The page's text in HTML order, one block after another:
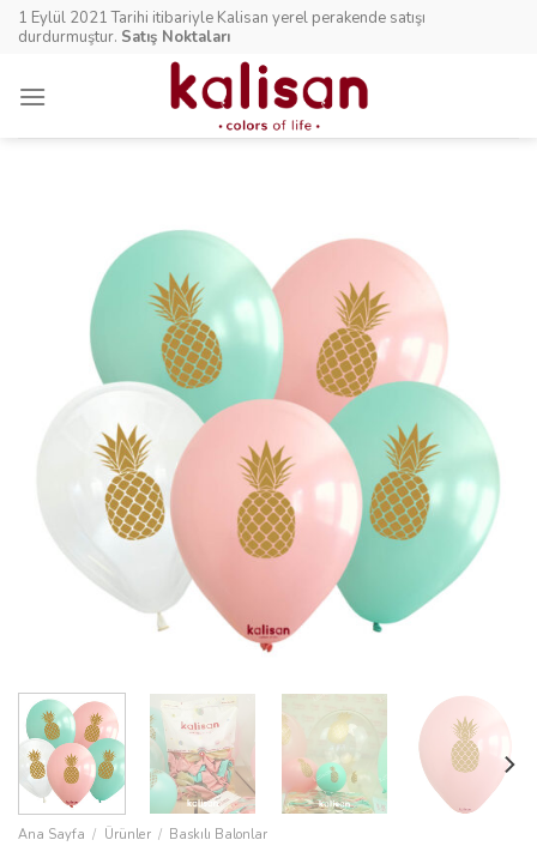
Skip1 Eylül 2021 Tarihi itibariyle Kalisan yerel perakende satışı
durdurmuştur. Satış Noktaları
Ana Sayfa / Ürünler / Baskılı Balonlar